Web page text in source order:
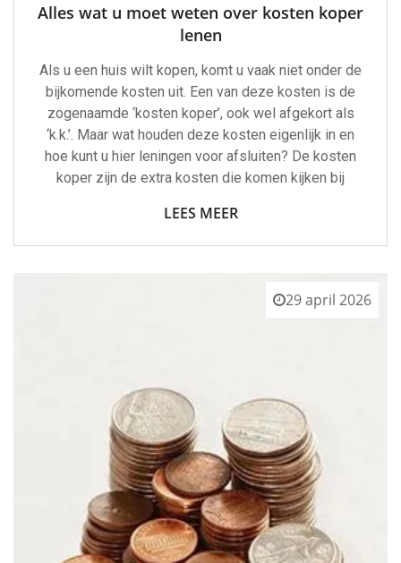
Alles wat u moet weten over kosten koper
lenen
Als u een huis wilt kopen, komt u vaak niet onder de
bijkomende kosten uit. Een van deze kosten is de
zogenaamde ‘kosten koper’, ook wel afgekort als
‘k.k.’. Maar wat houden deze kosten eigenlijk in en
hoe kunt u hier leningen voor afsluiten? De kosten
koper zijn de extra kosten die komen kijken bij
LEES MEER
29 april 2026